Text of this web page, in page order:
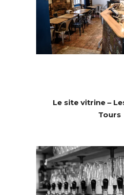
Le site vitrine –
Tours